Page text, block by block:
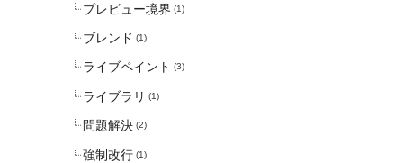
プレビュー境界 (1)
ブレンド (1)
ライブペイント (3)
ライブラリ (1)
問題解決 (2)
強制改行 (1)